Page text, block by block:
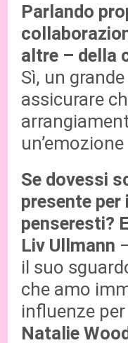
Parlando
altre – della
Sì, un
assicurare
Se dovessi
presente
penseresti?
Liv Ullmann
il suo
che amo
influenze
Natalie